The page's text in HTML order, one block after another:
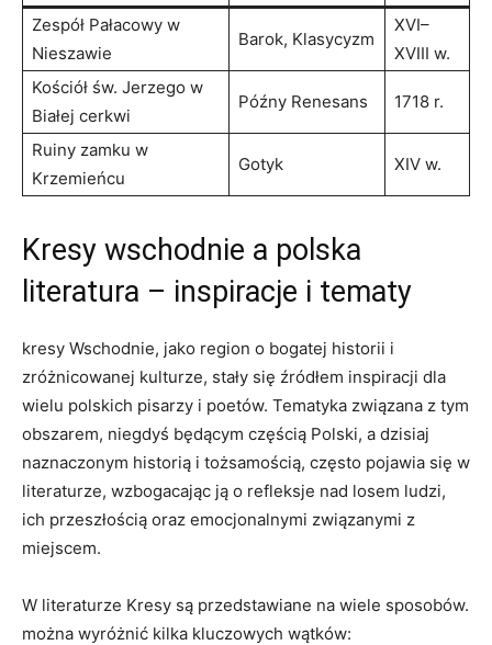
Zespół Pałacowy w
Nieszawie
Barok, Klasycyzm
XVI–
XVIII w.
Kościół św. Jerzego w
Białej cerkwi
Późny Renesans 1718 r.
Ruiny zamku w
Krzemieńcu
Gotyk XIV w.
Kresy wschodnie a polska
literatura – inspiracje i tematy
kresy Wschodnie, jako region o bogatej historii i
zróżnicowanej kulturze, stały się źródłem inspiracji dla
wielu polskich pisarzy i poetów. Tematyka związana z tym
obszarem, niegdyś będącym częścią Polski, a dzisiaj
naznaczonym historią i tożsamością, często pojawia się w
literaturze, wzbogacając ją o refleksje nad losem ludzi,
ich przeszłością oraz emocjonalnymi związanymi z
miejscem.
W literaturze Kresy są przedstawiane na wiele sposobów.
można wyróżnić kilka kluczowych wątków: